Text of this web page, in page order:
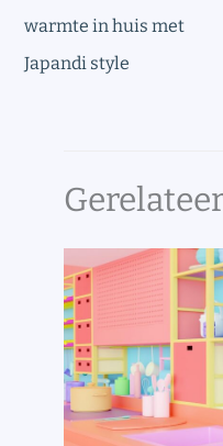
warmte in huis met
Japandi style